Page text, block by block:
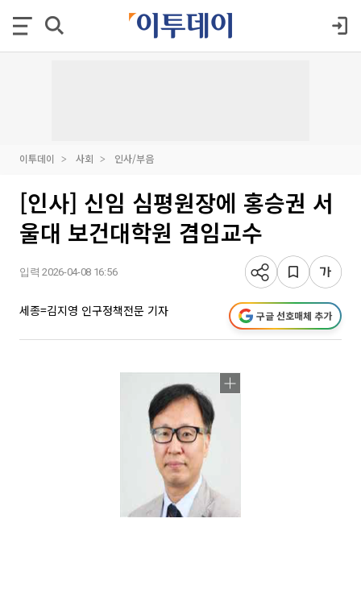
이투데이 사회 인사/부음
[인사] 신임 심평원장에 홍승권 서
울대 보건대학원 겸임교수
입력 2026-04-08 16:56
세종=김지영 인구정책전문 기자 구글 선호매체 추가